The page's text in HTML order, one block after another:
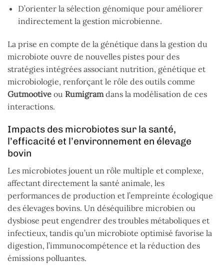
D’orienter la sélection génomique pour améliorer
indirectement la gestion microbienne.
La prise en compte de la génétique dans la gestion du
microbiote ouvre de nouvelles pistes pour des
stratégies intégrées associant nutrition, génétique et
microbiologie, renforçant le rôle des outils comme
Gutmootive ou Rumigramdans la modélisation de ces
interactions.
Impacts des microbiotes sur la santé,
l’efficacité et l’environnement en élevage
bovin
Les microbiotes jouent un rôle multiple et complexe,
affectant directement la santé animale, les
performances de production et l’empreinte écologique
des élevages bovins. Un déséquilibre microbien ou
dysbiose peut engendrer des troubles métaboliques et
infectieux, tandis qu’un microbiote optimisé favorise la
digestion, l’immunocompétence et la réduction des
émissions polluantes.